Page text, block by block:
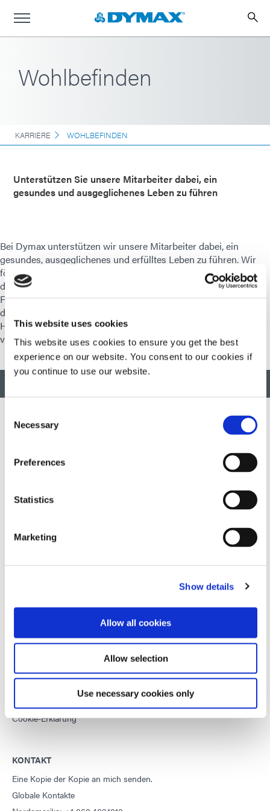
This website uses cookies
This website uses cookies to ensure you get the best
experience on our website. You consent to our cookies if
you continue to use our website.
Selection
Necessary
Preferences
Statistics
Marketing
Show details
Allow all cookies
Allow selection
Use necessary cookies only
Wohlbefinden
KARRIERE WOHLBEFINDEN
Unterstützen Sie unsere Mitarbeiter dabei, ein
gesundes und ausgeglichenes Leben zu führen
Bei Dymax unterstützen wir unsere Mitarbeiter dabei, ein
gesundes, ausgeglichenes und erfülltes Leben zu führen. Wir
fördern die körperliche Fitness mit unserem Rally-Programm,
das unseren Mitarbeitern die Kosten für die Mitgliedschaft im
Fitnessstudio erstattet, und unserem Motion-Programm, mit
dem Mitarbeiter durch die Bewältigung täglicher
Herausforderungen Geld für ihr Gesundheitssparkonto
verdienen können.
Materialien, Dosiergeräte und UV-/LED-Lichthärtungssysteme, um
anwenden.
Allgemeine Verkaufsbedingungen
Einkaufsbedingungen
Allgemeine Geschäftsbedingungen für den Service
Nutzungsbedingungen
Cookie-Erklärung
KONTAKT
Eine Kopie der Kopie an mich senden.
Globale Kontakte